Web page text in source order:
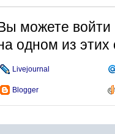
можете войти
одном из этих
Livejournal
Blogger